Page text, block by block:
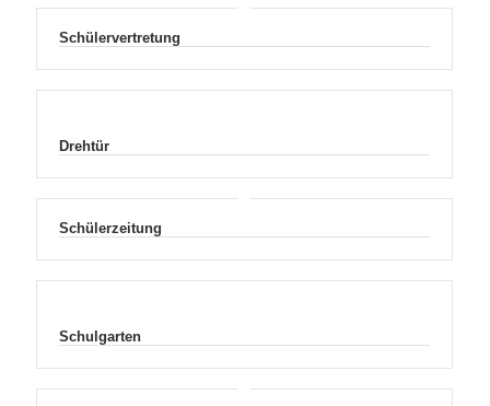
Schülervertretung
Drehtür
Schülerzeitung
Schulgarten